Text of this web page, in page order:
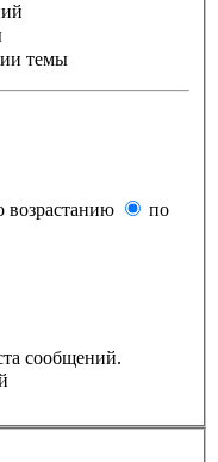
темы
возрастанию
по
сообщений.